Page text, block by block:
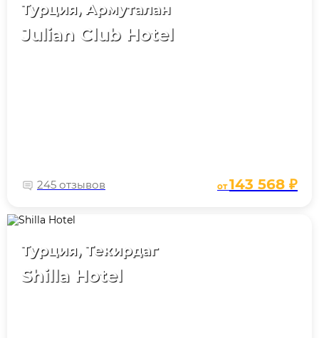
Турция, Армуталан
Julian Club Hotel
245 отзывов от143 568 ₽
Турция, Текирдаг
Shilla Hotel